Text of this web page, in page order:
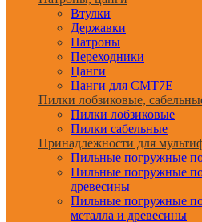
Втулки
Державки
Патроны
Переходники
Цанги
Цанги для CMT7E
Пилки лобзиковые,
Пилки лобзиковые
Пилки сабельные
Принадлежности для
Пильные погружные
Пильные погружные
древесины
Пильные погружные
металла и древесины